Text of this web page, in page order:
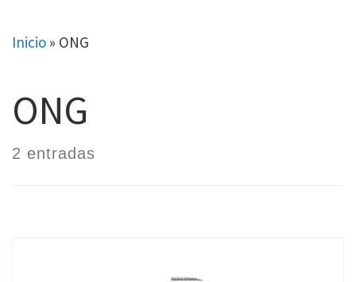
toInicio » ONG
ONG
2 entradas